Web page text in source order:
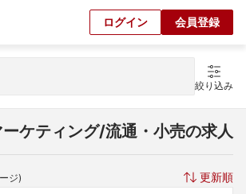
ログイン 会員登録
絞り込み
ケティング/流通・小売の求人
ジ) 更新順